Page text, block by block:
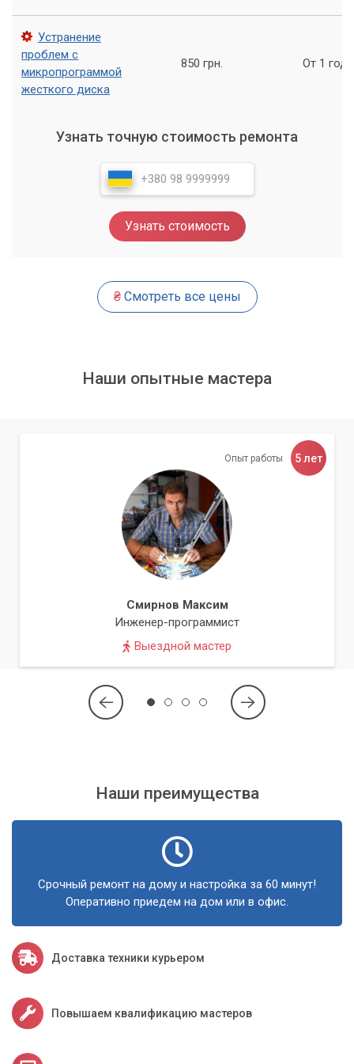
ноутбуком может значительно продлить срок его службы и
улучшить общую производительность устройства.
Устранение
проблем с
микропрограммой
жесткого диска
850 грн. От 1 года
Узнать точную стоимость ремонта
Узнать стоимость
₴Смотреть все цены
Наши опытные мастера
Опыт работы 5 лет
Смирнов Максим
Инженер-программист
Выездной мастер
Наши преимущества
Срочный ремонт на дому и настройка за 60 минут!
Оперативно приедем на дом или в офис.
Доставка техники курьером
Повышаем квалификацию мастеров